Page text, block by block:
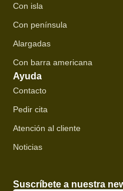
Con isla
Con península
Alargadas
Con barra americana
Ayuda
Contacto
Pedir cita
Atención al cliente
Noticias
Suscríbete a nuestra